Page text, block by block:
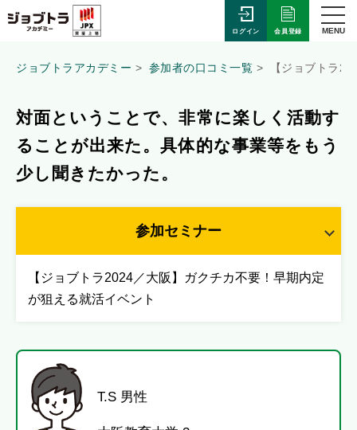
ログイン 会員登録 MENU
ジョブトラアカデミー 参加者の口コミ一覧 【ジョブトラ
対面ということで、非常に楽しく活動す
ることが出来た。具体的な事業等をもう
少し聞きたかった。
参加セミナー
【ジョブトラ2024／大阪】ガクチカ不要！早期内定
が狙える就活イベント
T.S 男性